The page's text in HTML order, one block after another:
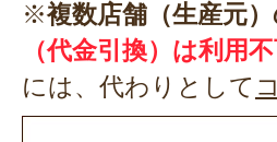
※複数店舗（生産元
（代金引換）は利用不
には、代わりとして